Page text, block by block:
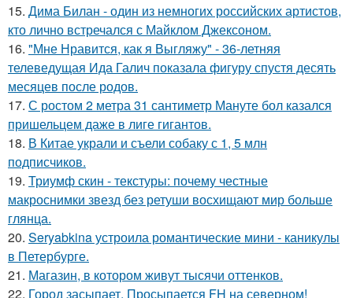
15. Дима Билан - один из немногих российских артистов,
кто лично встречался с Майклом Джексоном.
16. "Мне Нравится, как я Выгляжу" - 36-летняя
телеведущая Ида Галич показала фигуру спустя десять
месяцев после родов.
17. С ростом 2 метра 31 сантиметр Мануте бол казался
пришельцем даже в лиге гигантов.
18. В Китае украли и съели собаку с 1, 5 млн
подписчиков.
19. Триумф скин - текстуры: почему честные
макроснимки звезд без ретуши восхищают мир больше
глянца.
20. Seryabkina устроила романтические мини - каникулы
в Петербурге.
21. Магазин, в котором живут тысячи оттенков.
22. Город засыпает. Просыпается FH на северном!